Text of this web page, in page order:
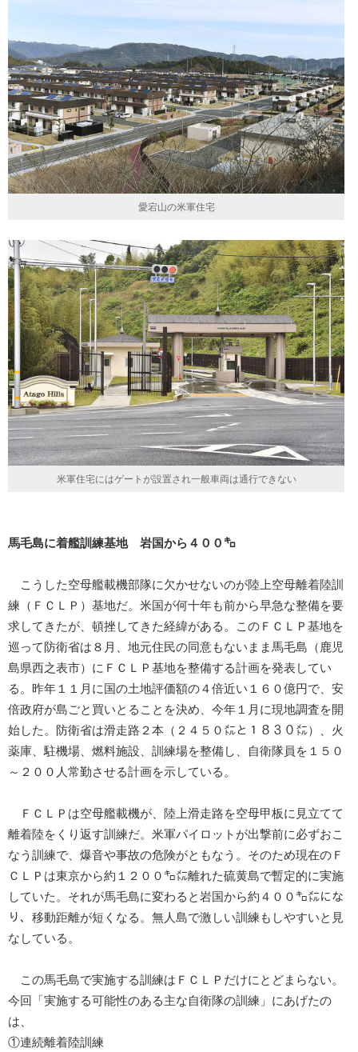
愛宕山の米軍住宅
米軍住宅にはゲートが設置され一般車両は通行できない
馬毛島に着艦訓練基地 岩国から４００㌔
こうした空母艦載機部隊に欠かせないのが陸上空母離着陸訓
練（ＦＣＬＰ）基地だ。米国が何十年も前から早急な整備を要
求してきたが、頓挫してきた経緯がある。このＦＣＬＰ基地を
巡って防衛省は８月、地元住民の同意もないまま馬毛島（鹿児
島県西之表市）にＦＣＬＰ基地を整備する計画を発表してい
る。昨年１１月に国の土地評価額の４倍近い１６０億円で、安
倍政府が島ごと買いとることを決め、今年１月に現地調査を開
始した。防衛省は滑走路２本（２４５０㍍と１８３０㍍）、火
薬庫、駐機場、燃料施設、訓練場を整備し、自衛隊員を１５０
～２００人常勤させる計画を示している。
ＦＣＬＰは空母艦載機が、陸上滑走路を空母甲板に見立てて
離着陸をくり返す訓練だ。米軍パイロットが出撃前に必ずおこ
なう訓練で、爆音や事故の危険がともなう。そのため現在のＦ
ＣＬＰは東京から約１２００㌔㍍離れた硫黄島で暫定的に実施
していた。それが馬毛島に変わると岩国から約４００㌔㍍にな
り、移動距離が短くなる。無人島で激しい訓練もしやすいと見
なしている。
この馬毛島で実施する訓練はＦＣＬＰだけにとどまらない。
今回「実施する可能性のある主な自衛隊の訓練」にあげたの
は、
①連続離着陸訓練